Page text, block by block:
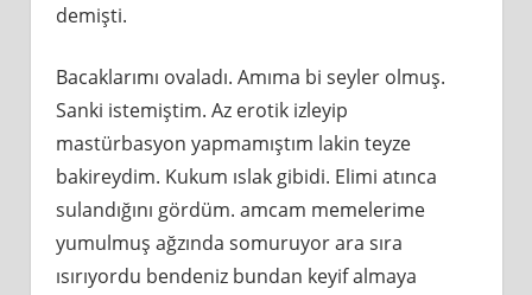
demişti.
Bacaklarımı ovaladı. Amıma bi seyler olmuş.
Sanki istemiştim. Az erotik izleyip
mastürbasyon yapmamıştım lakin teyze
bakireydim. Kukum ıslak gibidi. Elimi atınca
sulandığını gördüm. amcam memelerime
yumulmuş ağzında somuruyor ara sıra
ısırıyordu bendeniz bundan keyif almaya